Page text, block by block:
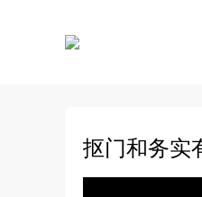
抠门和务实